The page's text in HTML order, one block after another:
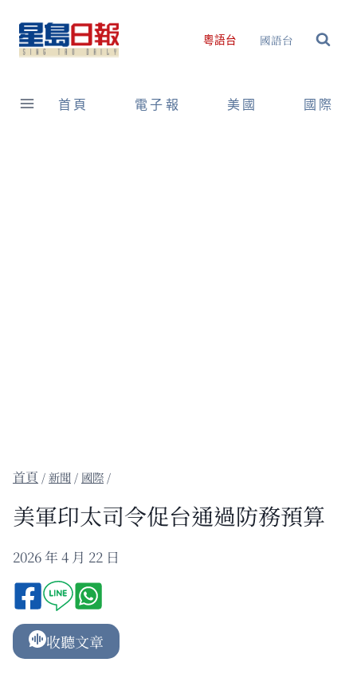
content
粵語台 國語台
首頁 電子報 美國 國際
/新聞 / 國際 /
美軍印太司令促台通過防務預算
2026 年 4 月 22 日
收聽文章